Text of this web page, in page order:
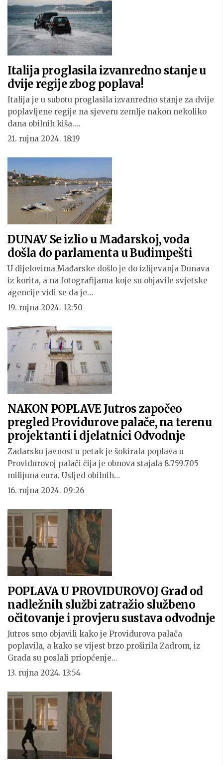
Italija proglasila izvanredno stanje u
dvije regije zbog poplava!
Italija je u subotu proglasila izvanredno stanje za dvije
poplavljene regije na sjeveru zemlje nakon nekoliko
dana obilnih kiša.…
21. rujna 2024. 18:19
DUNAV Se izlio u Mađarskoj, voda
došla do parlamenta u Budimpešti
U dijelovima Mađarske došlo je do izlijevanja Dunava
iz korita, a na fotografijama koje su objavile svjetske
agencije vidi se da je…
19. rujna 2024. 12:50
NAKON POPLAVE Jutros započeo
pregled Providurove palače, na terenu
projektanti i djelatnici Odvodnje
Zadarsku javnost u petak je šokirala poplava u
Providurovoj palači čija je obnova stajala 8.759.705
milijuna eura. Usljed obilnih…
16. rujna 2024. 09:26
POPLAVA U PROVIDUROVOJ Grad od
nadležnih službi zatražio službeno
očitovanje i provjeru sustava odvodnje
Jutros smo objavili kako je Providurova palača
poplavila, a kako se vijest brzo proširila Zadrom, iz
Grada su poslali priopćenje…
13. rujna 2024. 13:54